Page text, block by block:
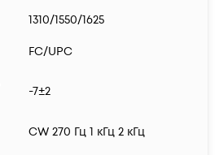
1310/1550/1625
FC/UPC
-7±2
CW 270 Гц 1 кГц 2 кГц